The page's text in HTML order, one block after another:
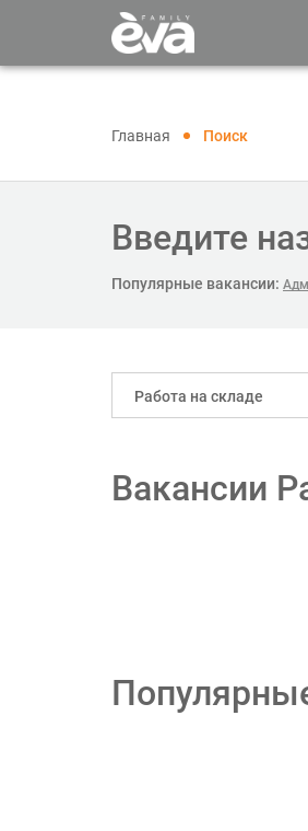
Главная Поиск
Введите
Популярные вакансии:
Работа на складе
Вакансии